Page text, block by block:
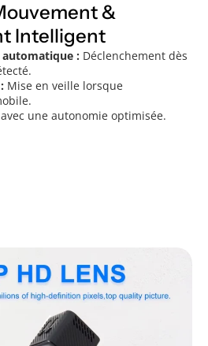
&
Intelligent
: Déclenchement dès
Mise en veille lorsque
avec une autonomie optimisée.